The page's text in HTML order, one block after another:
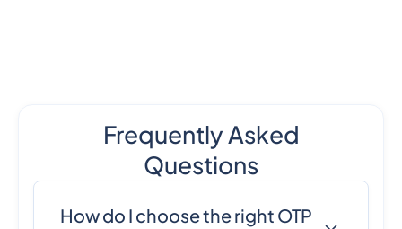
Frequently Asked
Questions
How do I choose the right OTP